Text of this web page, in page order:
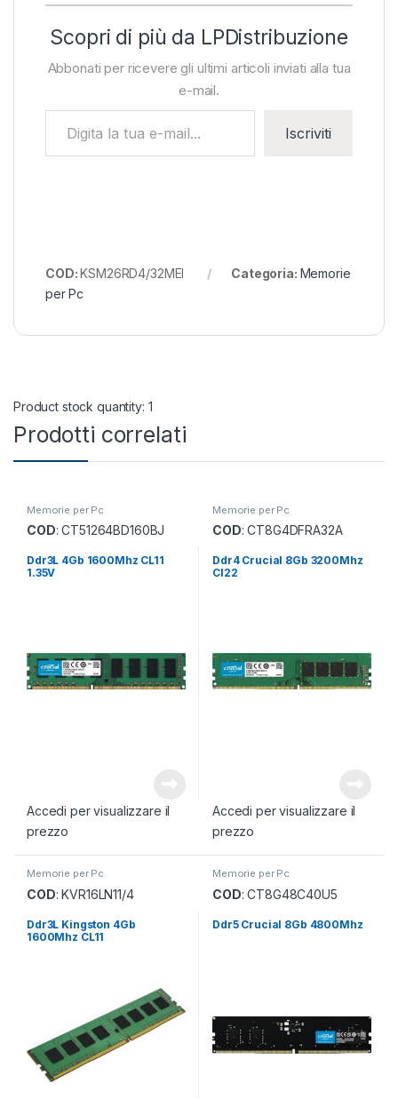
Scopri di più da LPDistribuzione
Abbonati per ricevere gli ultimi articoli inviati alla tua
e-mail.
Iscriviti
COD:KSM26RD4/32MEI Categoria: Memorie
per Pc
Product stock quantity: 1
Prodotti correlati
Memorie per Pc
COD: CT51264BD160BJ
Ddr3L 4Gb 1600Mhz CL11
1.35V
Accedi per visualizzare il
prezzo
Memorie per Pc
COD: CT8G4DFRA32A
Ddr4 Crucial 8Gb 3200Mhz
Cl22
Accedi per visualizzare il
prezzo
Memorie per Pc
COD: KVR16LN11/4
Ddr3L Kingston 4Gb
1600Mhz CL11
Memorie per Pc
COD: CT8G48C40U5
Ddr5 Crucial 8Gb 4800Mhz